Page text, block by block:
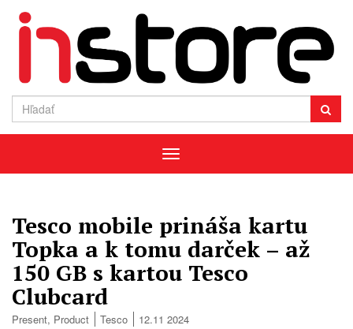
Menu
Tesco mobile prináša kartu
Topka a k tomu darček – až
150 GB s kartou Tesco
Clubcard
Present, Product Tesco 12.11 2024